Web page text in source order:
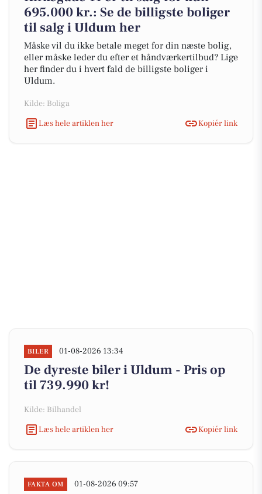
695.000 kr.: Se de billigste boliger
til salg i Uldum her
Måske vil du ikke betale meget for din næste bolig,
eller måske leder du efter et håndværkertilbud? Lige
her finder du i hvert fald de billigste boliger i
Uldum.
Kilde: Boliga
Læs hele artiklen her
Kopiér link
BILER 01-08-2026 13:34
De dyreste biler i Uldum - Pris op
til 739.990 kr!
Kilde: Bilhandel
Læs hele artiklen her
Kopiér link
FAKTA OM 01-08-2026 09:57